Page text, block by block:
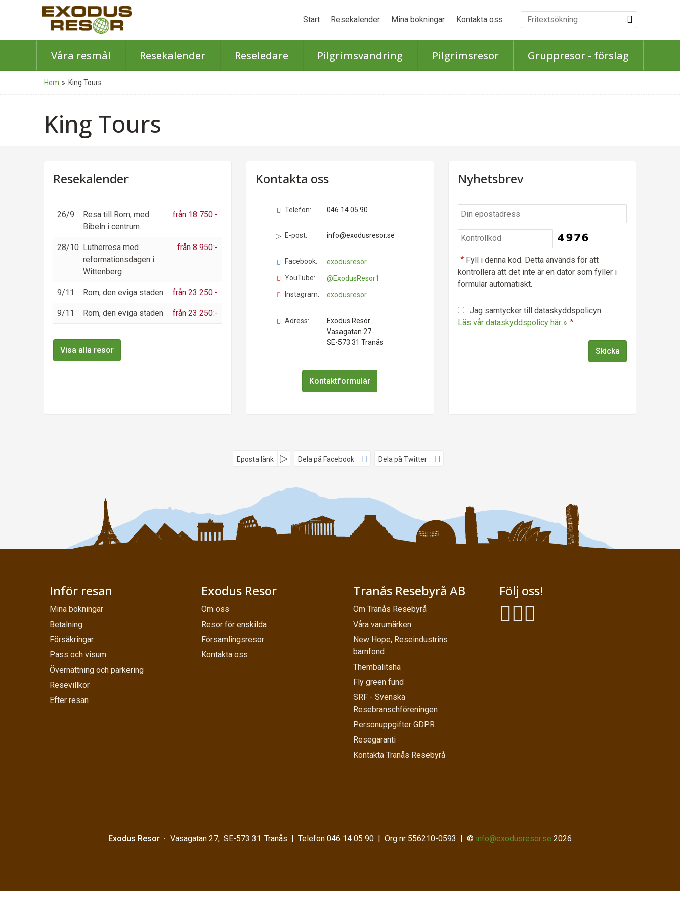
Start Resekalender Mina bokningar Kontakta oss
Våra resmål Resekalender Reseledare Pilgrimsvandring Pilgrimsresor Gruppresor - förslag
Hem » King Tours
King Tours
Resekalender
26/9
Resa till Rom, med
Bibeln i centrum
från 18 750:-
28/10 Lutherresa med
reformationsdagen i
Wittenberg
från 8 950:-
9/11 Rom, den eviga staden från 23 250:-
9/11 Rom, den eviga staden från 23 250:-
Visa alla resor
Kontakta oss
Telefon: 046 14 05 90
E-post: info@exodusresor.se
Facebook:
exodusresor
YouTube:
@ExodusResor1
Instagram:
exodusresor
Adress:
Exodus Resor
Vasagatan 27
SE-573 31 Tranås
Kontaktformulär
Nyhetsbrev
* Fyll i denna kod. Detta används för att
kontrollera att det inte är en dator som fyller i
formulär automatiskt.
Jag samtycker till dataskyddspolicyn.
Läs vår dataskyddspolicy här » *
Eposta länk Dela på Facebook Dela på Twitter
Inför resan
Mina bokningar
Betalning
Försäkringar
Pass och visum
Övernattning och parkering
Resevillkor
Efter resan
Exodus Resor
Om oss
Resor för enskilda
Församlingsresor
Kontakta oss
Tranås Resebyrå AB
Om Tranås Resebyrå
Våra varumärken
New Hope, Reseindustrins
barnfond
Thembalitsha
Fly green fund
SRF - Svenska
Resebranschföreningen
Personuppgifter GDPR
Resegaranti
Kontakta Tranås Resebyrå
Följ oss!
Exodus Resor Vasagatan 27 SE-573 31 Tranås Telefon 046 14 05 90 Org nr 556210-0593 © info@exodusresor.se 2026